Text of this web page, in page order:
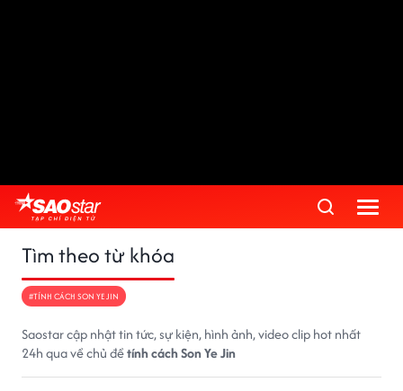
Tìm theo từ khóa
#TÍNH CÁCH SON YE JIN
Saostar cập nhật tin tức, sự kiện, hình ảnh, video clip hot nhất
24h qua về chủ đềtính cách Son Ye Jin